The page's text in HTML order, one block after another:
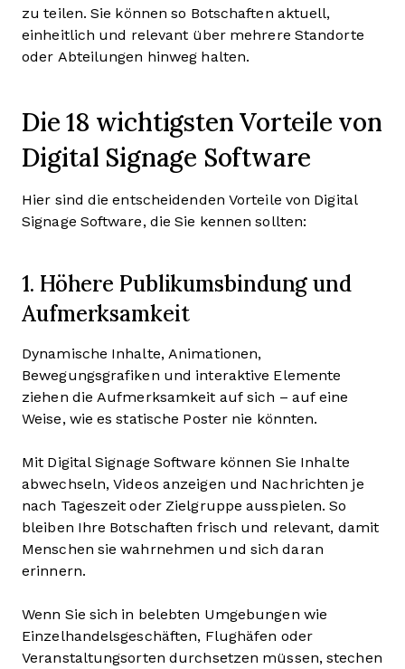
zu teilen. Sie können so Botschaften aktuell,
einheitlich und relevant über mehrere Standorte
oder Abteilungen hinweg halten.
Die 18 wichtigsten Vorteile von
Digital Signage Software
Hier sind die entscheidenden Vorteile von Digital
Signage Software, die Sie kennen sollten:
1. Höhere Publikumsbindung und
Aufmerksamkeit
Dynamische Inhalte, Animationen,
Bewegungsgrafiken und interaktive Elemente
ziehen die Aufmerksamkeit auf sich – auf eine
Weise, wie es statische Poster nie könnten.
Mit Digital Signage Software können Sie Inhalte
abwechseln, Videos anzeigen und Nachrichten je
nach Tageszeit oder Zielgruppe ausspielen. So
bleiben Ihre Botschaften frisch und relevant, damit
Menschen sie wahrnehmen und sich daran
erinnern.
Wenn Sie sich in belebten Umgebungen wie
Einzelhandelsgeschäften, Flughäfen oder
Veranstaltungsorten durchsetzen müssen, stechen